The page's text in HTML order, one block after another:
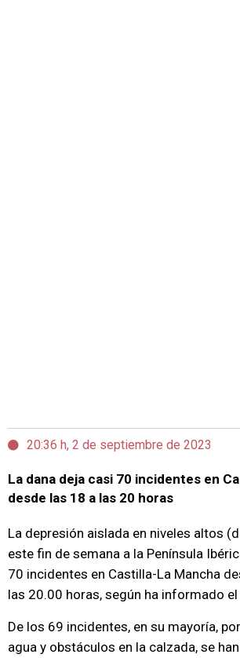
20:36 h, 2 de septiembre de 2023
La dana deja casi 70 incidentes en
desde las 18 a las 20 horas
La depresión aislada en niveles altos
este fin de semana a la Península
70 incidentes en Castilla-La Mancha
las 20.00 horas, según ha informado
De los 69 incidentes, en su mayoría,
agua y obstáculos en la calzada, se